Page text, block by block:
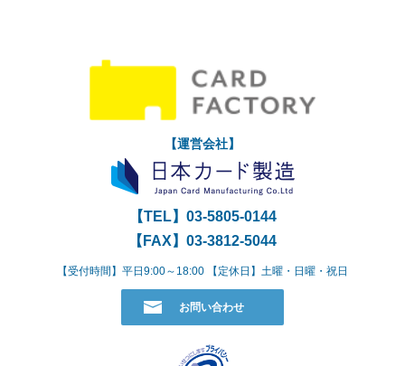
【運営会社】
【TEL】 03-5805-0144
【FAX】03-3812-5044
【受付時間】平日9:00～18:00 【定休日】土曜・日曜・祝日
お問い合わせ